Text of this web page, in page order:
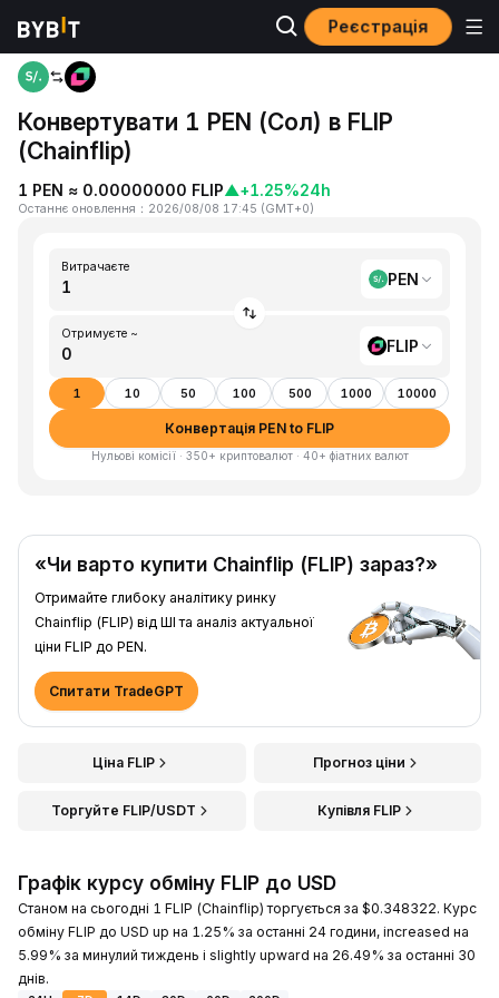
Реєстрація
Головна
Конвертувати 1 PEN (Сол) в FLIP
(Chainflip)
1 PEN ≈ 0.00000000 FLIP▲+1.25%24h
Останнє оновлення ： 2026/08/08 17:45 (GMT+0)
Витрачаєте
PEN
Отримуєте ~
FLIP
1 10 50 100 500 1000 10000
Конвертація PEN to FLIP
Нульові комісії · 350+ криптовалют · 40+ фіатних валют
«Чи варто купити Chainflip (FLIP) зараз?»
Отримайте глибоку аналітику ринку
Chainflip (FLIP) від ШІ та аналіз актуальної
ціни FLIP до PEN.
Спитати TradeGPT
Ціна FLIP Прогноз ціни
Торгуйте FLIP/USDT Купівля FLIP
Графік курсу обміну FLIP до USD
Станом на сьогодні 1 FLIP (Chainflip) торгується за $0.348322. Курс
обміну FLIP до USD up на 1.25% за останні 24 години, increased на
5.99% за минулий тиждень і slightly upward на 26.49% за останні 30
днів.